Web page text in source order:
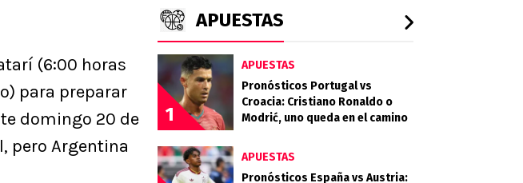
(6:00 horas
para preparar
domingo 20 de
pero Argentina
APUESTAS
1
APUESTAS
Pronósticos Portugal vs
Croacia: Cristiano Ronaldo o
Modrić, uno queda en el camino
APUESTAS
Pronósticos España vs Austria: